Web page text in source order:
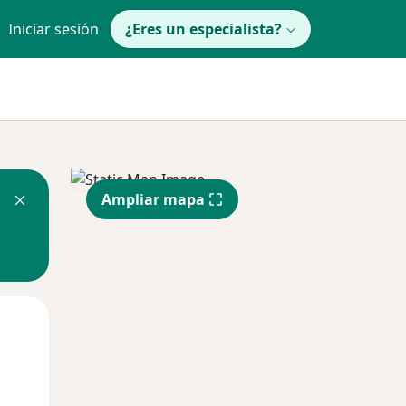
Iniciar sesión ¿Eres un especialista?
Ampliar mapa